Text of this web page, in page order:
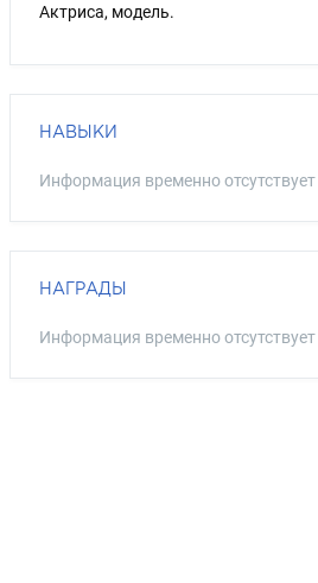
Актриса, модель.
НАВЫКИ
Информация временно отсутствует
НАГРАДЫ
Информация временно отсутствует